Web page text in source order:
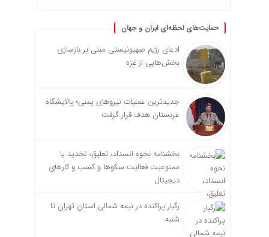
حمایت‌های لحظه‌ای ایران و جهان
ادعای رژیم صهیونیستی مبنی بر بازسازی
بخش‌هایی از غزه
جدیدترین عملیات نیروهای یمنی؛ پالایشگاه
عربستان هدف قرار گرفت
بخشنامه نحوه انسداد، تعلیق، تحدید یا
ممنوعیت فعالیت سکوها و کسب و کارهای
دیجیتال
رگبار پراکنده در نیمه شمالی استان تهران تا
شنبه